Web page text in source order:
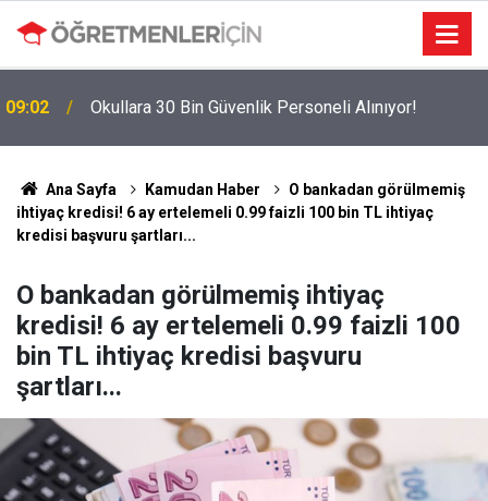
19:01
Öncelik Hangi Alanın Oldu?
Ana Sayfa Kamudan Haber
O bankadan görülmemiş
ihtiyaç kredisi! 6 ay ertelemeli 0.99 faizli 100 bin TL ihtiyaç
kredisi başvuru şartları...
O bankadan görülmemiş ihtiyaç
kredisi! 6 ay ertelemeli 0.99 faizli 100
bin TL ihtiyaç kredisi başvuru
şartları...